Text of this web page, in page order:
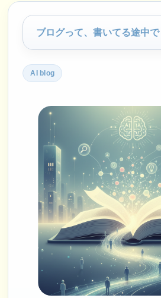
AI blog